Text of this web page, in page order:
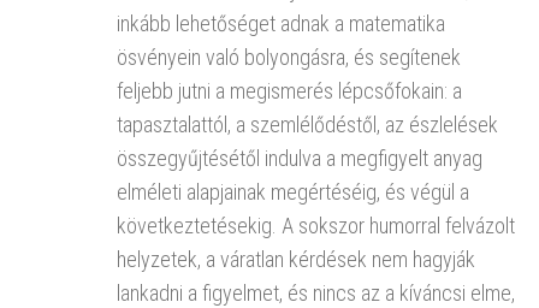
inkább lehetőséget adnak a matematika
ösvényein való bolyongásra, és segítenek
feljebb jutni a megismerés lépcsőfokain: a
tapasztalattól, a szemlélődéstől, az észlelések
összegyűjtésétől indulva a megfigyelt anyag
elméleti alapjainak megértéséig, és végül a
következtetésekig. A sokszor humorral felvázolt
helyzetek, a váratlan kérdések nem hagyják
lankadni a figyelmet, és nincs az a kíváncsi elme,